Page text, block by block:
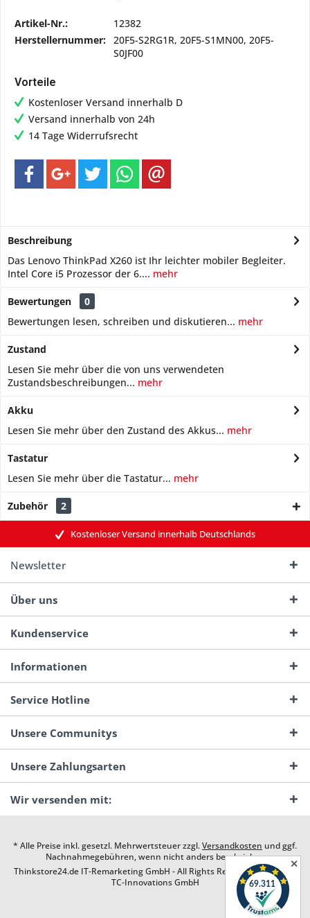
Artikel-Nr.:
12382
Herstellernummer: 20F5-S2RG1R, 20F5-S1MN00, 20F5-
S0JF00
Vorteile
Kostenloser Versand innerhalb D
Versand innerhalb von 24h
14 Tage Widerrufsrecht
Beschreibung
Das Lenovo ThinkPad X260 ist Ihr leichter mobiler Begleiter.
Intel Core i5 Prozessor der 6.... mehr
Bewertungen
0
Bewertungen lesen, schreiben und diskutieren... mehr
Zustand
Lesen Sie mehr über die von uns verwendeten
Zustandsbeschreibungen... mehr
Akku
Lesen Sie mehr über den Zustand des Akkus... mehr
Tastatur
Lesen Sie mehr über die Tastatur... mehr
Zubehör 2
Kostenloser Versand innerhalb Deutschlands
Newsletter
Über uns
Kundenservice
Informationen
Service Hotline
Unsere Communitys
Unsere Zahlungsarten
Wir versenden mit:
* Alle Preise inkl. gesetzl. Mehrwertsteuer zzgl.Versandkosten und ggf.
Nachnahmegebühren, wenn nicht anders beschrieben
Thinkstore24.de IT-Remarketing GmbH - All Rights Reserved. Design by
TC-Innovations GmbH
✕